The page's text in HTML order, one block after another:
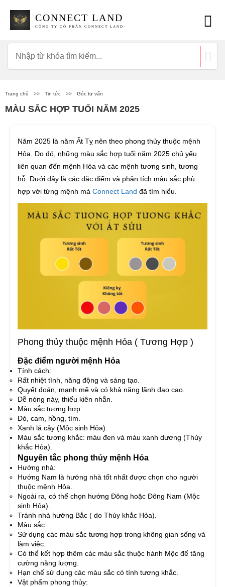
CONNECT LAND
CÔNG TY CỔ PHẦN CONNECT LAND
Trang chủ >> Tin tức >> Góc tư vấn
MÀU SẮC HỢP TUỔI NĂM 2025
Năm 2025 là năm Ất Tỵ nên theo phong thủy thuộc mệnh
Hỏa. Do đó, những màu sắc hợp tuổi năm 2025 chủ yếu
liên quan đến mệnh Hỏa và các mệnh tương sinh, tương
hỗ. Dưới đây là các đặc điểm và phân tích màu sắc phù
hợp với từng mệnh mà Connect Land đã tìm hiểu.
Phong thủy thuộc mệnh Hỏa ( Tương Hợp )
Đặc điểm người mệnh Hỏa
Tính cách:
Rất nhiệt tình, năng động và sáng tạo.
Quyết đoán, mạnh mẽ và có khả năng lãnh đạo cao.
Dễ nóng nảy, thiếu kiên nhẫn.
Màu sắc tương hợp:
Đỏ, cam, hồng, tím.
Xanh lá cây (Mộc sinh Hỏa).
Màu sắc tương khắc: màu đen và màu xanh dương (Thủy
khắc Hỏa).
Nguyên tắc phong thủy mệnh Hỏa
Hướng nhà:
Hướng Nam là hướng nhà tốt nhất được chọn cho người
thuộc mệnh Hỏa.
Ngoài ra, có thể chọn hướng Đông hoặc Đông Nam (Mộc
sinh Hỏa).
Tránh nhà hướng Bắc ( do Thủy khắc Hỏa).
Màu sắc:
Sử dụng các màu sắc tương hợp trong không gian sống và
làm việc.
Có thể kết hợp thêm các màu sắc thuộc hành Mộc để tăng
cường năng lượng.
Hạn chế sử dụng các màu sắc có tính tương khắc.
Vật phẩm phong thủy: